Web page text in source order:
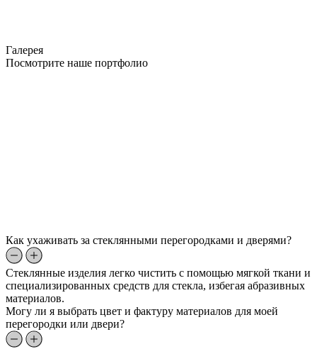
Галерея
Посмотрите наше портфолио
Как ухаживать за стеклянными перегородками и дверями?
Стеклянные изделия легко чистить с помощью мягкой ткани и
специализированных средств для стекла, избегая абразивных
материалов.
Могу ли я выбрать цвет и фактуру материалов для моей
перегородки или двери?